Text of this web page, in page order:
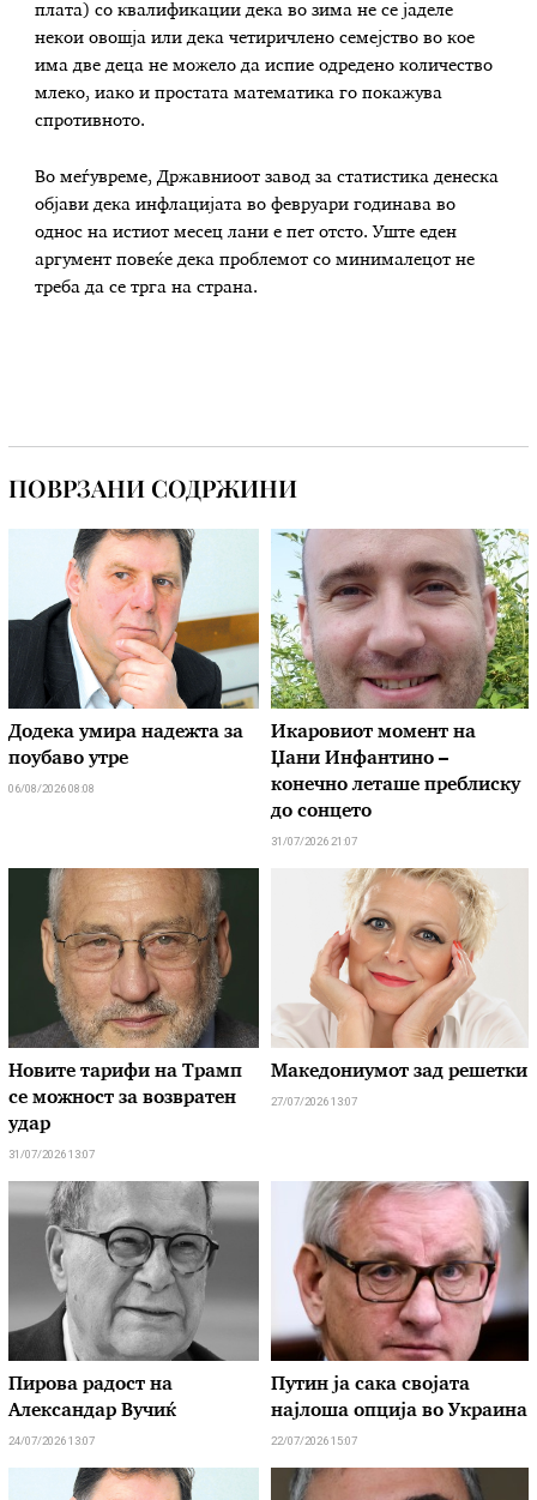
плата) со квалификации дека во зима не се јаделе
некои овошја или дека четиричлено семејство во кое
има две деца не можело да испие одредено количество
млеко, иако и простата математика го покажува
спротивното.
Во меѓувреме, Државниоот завод за статистика денеска
објави дека инфлацијата во февруари годинава во
однос на истиот месец лани е пет отсто. Уште еден
аргумент повеќе дека проблемот со минималецот не
треба да се трга на страна.
ПОВРЗАНИ СОДРЖИНИ
Додека умира надежта за
поубаво утре
06/08/2026 08:08
Икаровиот момент на
Џани Инфантино –
конечно леташе преблиску
до сонцето
31/07/2026 21:07
Новите тарифи на Трамп
се можност за возвратен
удар
31/07/2026 13:07
Македониумот зад решетки
27/07/2026 13:07
Пирова радост на
Александар Вучиќ
24/07/2026 13:07
Путин ја сака својата
најлоша опција во Украина
22/07/2026 15:07